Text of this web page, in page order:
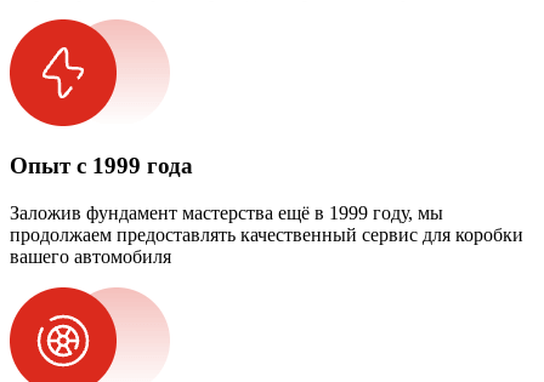
Опыт с 1999 года
Заложив фундамент мастерства ещё в 1999 году, мы
продолжаем предоставлять качественный сервис для коробки
вашего автомобиля